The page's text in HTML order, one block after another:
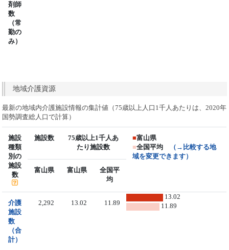
剤師
数
（常
勤の
み）
地域介護資源
最新の地域内介護施設情報の集計値（75歳以上人口1千人あたりは、2020年
国勢調査総人口で計算）
施設
種類
別の
施設
数
施設数
75歳以上1千人あ
たり施設数
■富山県
■全国平均
（→比較する地
域を変更できます）
富山県
富山県
全国平
均
介護
施設
数
（合
計）
2,292 13.02 11.89
13.02
11.89